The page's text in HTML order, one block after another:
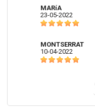
MARíA
23-05-2022
MONTSERRAT
10-04-2022